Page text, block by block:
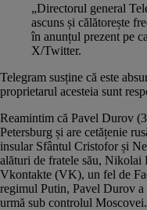
„Directorul general
ascuns și călătorește
în anunțul prezent pe
X/Twitter.
Telegram susține că este
proprietarul acesteia sunt
Reamintim că Pavel Durov
Petersburg și are cetățenie
insular Sfântul Cristofor și
alături de fratele său, Nikolai
Vkontakte (VK), un fel de
regimul Putin, Pavel Durov
urmă sub controlul Moscovei.